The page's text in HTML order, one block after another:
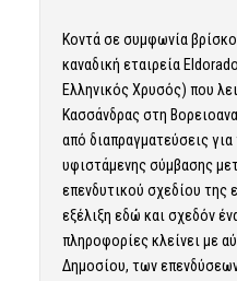
Κοντά σε συμφωνία
καναδική εταιρεία
Ελληνικός Χρυσός) που
Κασσάνδρας στη
από διαπραγματεύσεις
υφιστάμενης σύμβασης
επενδυτικού σχεδίου της
εξέλιξη εδώ και σχεδόν
πληροφορίες κλείνει με
Δημοσίου, των